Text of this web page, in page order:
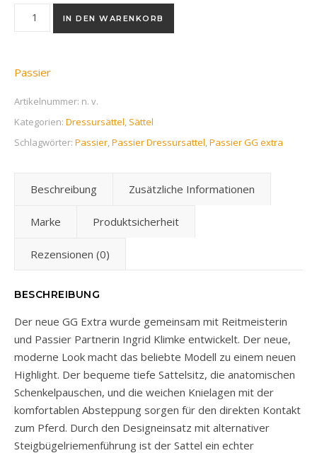
IN DEN WARENKORB
Passier
Artikelnummer: n. v.
Kategorien: Dressursättel, Sättel
Schlagwörter: Passier,Passier Dressursattel,Passier GG extra
Beschreibung Zusätzliche Informationen
Marke Produktsicherheit
Rezensionen (0)
BESCHREIBUNG
Der neue GG Extra wurde gemeinsam mit Reitmeisterin
und Passier Partnerin Ingrid Klimke entwickelt. Der neue,
moderne Look macht das beliebte Modell zu einem neuen
Highlight. Der bequeme tiefe Sattelsitz, die anatomischen
Schenkelpauschen, und die weichen Knielagen mit der
komfortablen Absteppung sorgen für den direkten Kontakt
zum Pferd. Durch den Designeinsatz mit alternativer
Steigbügelriemenführung ist der Sattel ein echter